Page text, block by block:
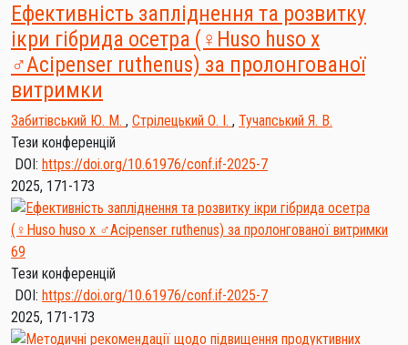
Ефективність запліднення та розвитку
ікри гібрида осетра (♀Huso huso x
♂Acipenser ruthenus) за пролонгованої
витримки
Забитівський Ю. М. , Стрілецький О. І. , Тучапський Я. В.
Тези конференцій
DOI: https://doi.org/10.61976/conf.if-2025-7
2025, 171-173
69
Тези конференцій
DOI: https://doi.org/10.61976/conf.if-2025-7
2025, 171-173